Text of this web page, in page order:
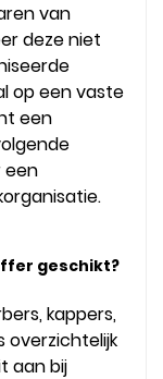
van
deze niet
op een vaste
een
een
geschikt?
kappers,
overzichtelijk
aan bij